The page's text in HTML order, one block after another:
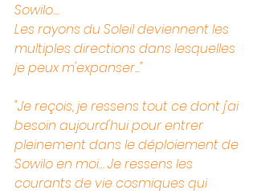
Sowilo....
Les rayons du Soleil deviennent les
multiples directions dans lesquelles
je peux m'expanser..."
"Je reçois, je ressens tout ce dont j'ai
besoin aujourd'hui pour entrer
pleinement dans le déploiement de
Sowilo en moi… Je ressens les
courants de vie cosmiques qui